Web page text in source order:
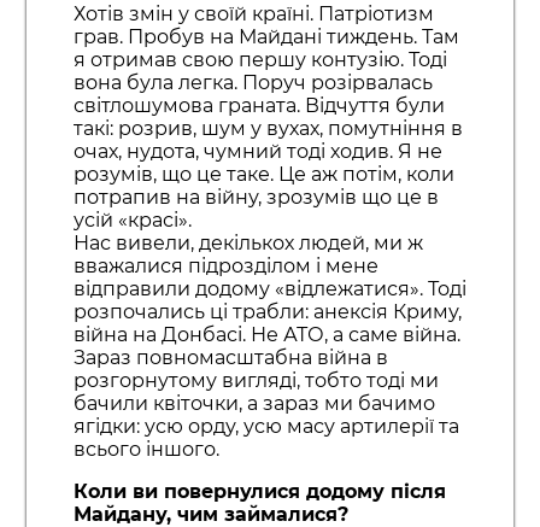
Хотів змін у своїй країні. Патріотизм
грав. Пробув на Майдані тиждень. Там
я отримав свою першу контузію. Тоді
вона була легка. Поруч розірвалась
світлошумова граната. Відчуття були
такі: розрив, шум у вухах, помутніння в
очах, нудота, чумний тоді ходив. Я не
розумів, що це таке. Це аж потім, коли
потрапив на війну, зрозумів що це в
усій «красі».
Нас вивели, декількох людей, ми ж
вважалися підрозділом і мене
відправили додому «відлежатися». Тоді
розпочались ці трабли: анексія Криму,
війна на Донбасі. Не АТО, а саме війна.
Зараз повномасштабна війна в
розгорнутому вигляді, тобто тоді ми
бачили квіточки, а зараз ми бачимо
ягідки: усю орду, усю масу артилерії та
всього іншого.
Коли ви повернулися додому після
Майдану, чим займалися?